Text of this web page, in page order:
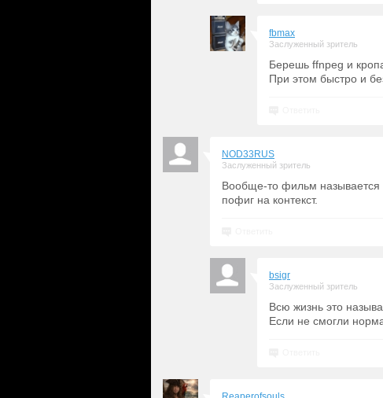
fbmax
Заслуженный зритель
Берешь ffnpeg и
При этом быстро и
NOD33RUS
Заслуженный зритель
Вообще-то фильм называется
пофиг на контекст.
bsigr
Заслуженный зритель
Всю жизнь это
Если не смогли